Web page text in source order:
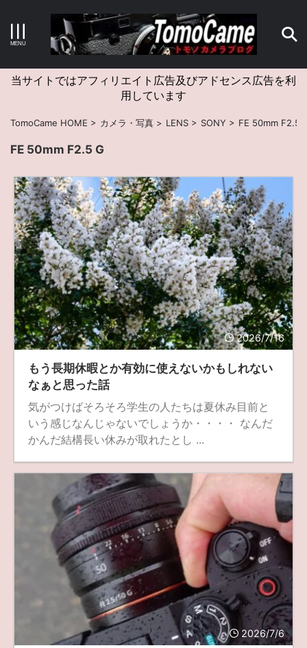
キーワードで検索する
アーカイブ
タグクラウド
Canon craft EM5II EOS Kiss X4 EOS R10
fujifilm game GR III hobby info iPad
iPhone K-1 Leica LENS LUMIX G100
LUMIX GF9 LUMIX L10 LUMIX S1 LUMIX S9
M(Typ240) minolta MX nikki Nikon
OLYMPUS om-1 II OM-3
osmo osmo action3 panasonic pc
PEN E-P7 PENTAX Pocket 3
ricoh SIGMA SONY sound
TAMRON TG-6 VILTROX X-T2
X half Xiaomi Pad 6 Xperia1VI Z-1
Z9 Z30 Z50II Zf
α1 II α7CR α6700 フィルムカメラ
当サイトではアフィリエイト広告及びアドセンス広告を利
用しています
TomoCame HOME > カメラ・写真 > LENS > SONY > FE 50mm F2.5
FE 50mm F2.5 G
2026/7/16
もう長期休暇とか有効に使えないかもしれない
なぁと思った話
気がつけばそろそろ学生の人たちは夏休み目前と
いう感じなんじゃないでしょうか・・・・ なんだ
かんだ結構長い休みが取れたとし ...
2026/7/6